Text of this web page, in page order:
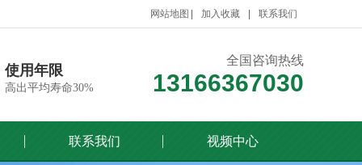
网站地图 加入收藏 联系我们
使用年限
高出平均寿命30%
全国咨询热线
13166367030
联系我们 视频中心